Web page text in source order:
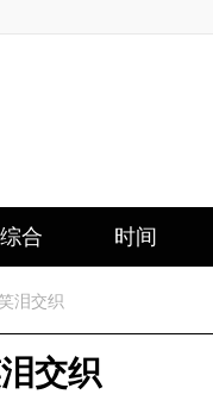
综合 时间
泪交织
交织